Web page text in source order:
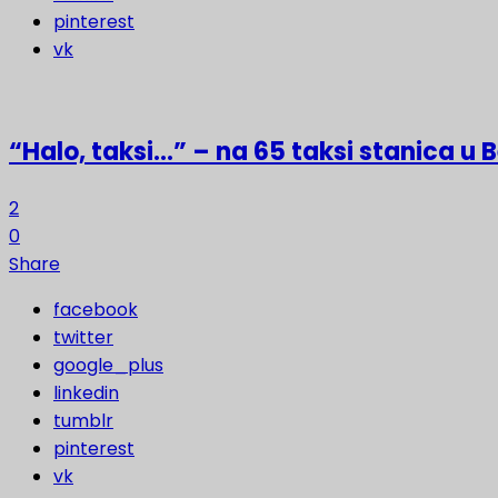
pinterest
vk
“Halo, taksi…” – na 65 taksi stanica u
2
0
Share
facebook
twitter
google_plus
linkedin
tumblr
pinterest
vk